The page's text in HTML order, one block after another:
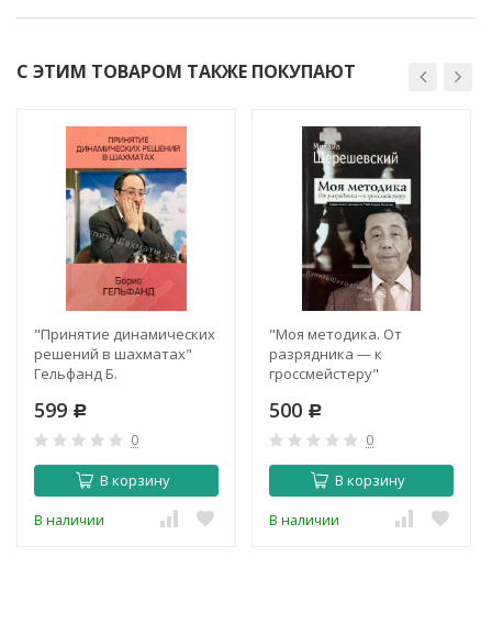
С ЭТИМ ТОВАРОМ ТАКЖЕ ПОКУПАЮТ
"Принятие динамических
решений в шахматах"
Гельфанд Б.
599 Р
0
В корзину
В наличии
"Моя методика. От
разрядника — к
гроссмейстеру"
500 Р
0
В корзину
В наличии